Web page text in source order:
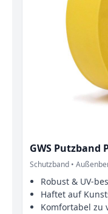
GWS Putzband
Schutzband •
Robust &
Haftet auf
Komfortabel zu